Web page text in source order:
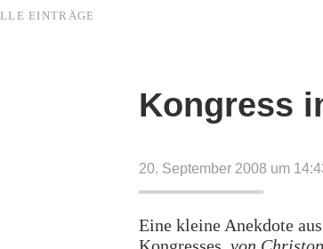
EINTRÄGE
Kongress
20. September 2008 um
Eine kleine Anekdote